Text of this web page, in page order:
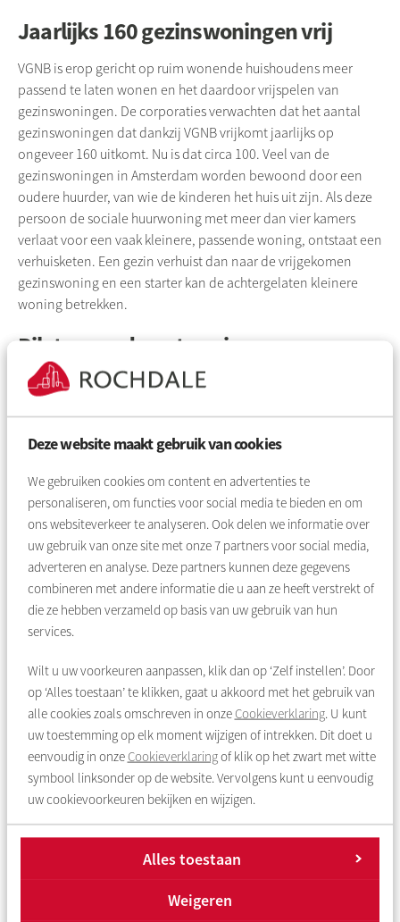
Deze website maakt gebruik van cookies
We gebruiken cookies om content en advertenties te
personaliseren, om functies voor social media te bieden en om
ons websiteverkeer te analyseren. Ook delen we informatie over
uw gebruik van onze site met onze7 partners voor social media,
adverteren en analyse. Deze partners kunnen deze gegevens
combineren met andere informatie die u aan ze heeft verstrekt of
die ze hebben verzameld op basis van uw gebruik van hun
services.
Wilt u uw voorkeuren aanpassen, klik dan op ‘Zelf instellen’. Door
op ‘Alles toestaan’ te klikken, gaat u akkoord met het gebruik van
alle cookies zoals omschreven in onze Cookieverklaring. U kunt
uw toestemming op elk moment wijzigen of intrekken. Dit doet u
eenvoudig in onze Cookieverklaringof klik op het zwart met witte
symbool linksonder op de website. Vervolgens kunt u eenvoudig
uw cookievoorkeuren bekijken en wijzigen.
Alles toestaan
Weigeren
Jaarlijks 160 gezinswoningen vrij
VGNB is erop gericht op ruim wonende huishoudens meer
passend te laten wonen en het daardoor vrijspelen van
gezinswoningen. De corporaties verwachten dat het aantal
gezinswoningen dat dankzij VGNB vrijkomt jaarlijks op
ongeveer 160 uitkomt. Nu is dat circa 100. Veel van de
gezinswoningen in Amsterdam worden bewoond door een
oudere huurder, van wie de kinderen het huis uit zijn. Als deze
persoon de sociale huurwoning met meer dan vier kamers
verlaat voor een vaak kleinere, passende woning, ontstaat een
verhuisketen. Een gezin verhuist dan naar de vrijgekomen
gezinswoning en een starter kan de achtergelaten kleinere
woning betrekken.
Pilots voor doorstroming
De woningcorporaties in Amsterdam zijn de afgelopen twee
zogenaamde pilots onlangs geëvalueerd. De pilots van de
corporaties voornamelijk in op persoonlijke en intensieve
begeleiding en betere informatievoorziening. De
woningcorporaties zagen hierdoor meer bewustzijn en
naamsbekendheid van de verhuisregelingen bij de bewoners.
Corporaties richtten bijvoorbeeld een modelwoning in,
waardoor ruimwonende huishoudens konden zien hoe een
richtte zich op bewoners die net niet aan de voorwaarden van
VGNB voldeden, maar wel graag naar een kleinere woning
wilden verhuizen. Zij werden persoonlijk begeleid en op die
manier zijn er alsnog tien huishoudens verhuisd.
Verder zetten meerdere corporaties zich in voor betere
informatievoorziening van de verhuisregelingen en
voorrangen door het sturen van brieven, het attenderen op
nieuwbouw in de buurt en het benaderen van oudere
huishoudens. Ook dit leverde meer interactie op met
“De aanpassing van Van Groot Naar Beter is goed nieuws voor